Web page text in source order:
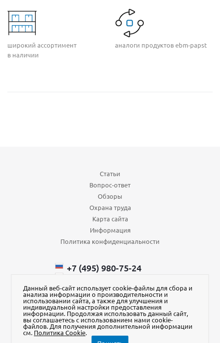
широкий ассортимент
в наличии
аналоги продуктов ebm‑papst
Статьи
Вопрос-ответ
Обзоры
Охрана труда
Карта сайта
Информация
Политика конфиденциальности
+7 (495) 980-75-24
+375 (29) ​750-43-88
order@aura-kvadrat.ru
Наш магазин на Яндекс Маркет
Данный веб-сайт использует cookie-файлы для сбора и
анализа информации о производительности и
использовании сайта, а также для улучшения и
индивидуальной настройки предоставления
информации. Продолжая использовать данный сайт,
вы соглашаетесь с использованием нами cookie-
файлов. Для получения дополнительной информации
см. Политика Cookie.